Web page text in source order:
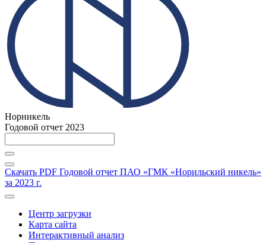
Норникель
Годовой отчет 2023
Скачать PDF Годовой отчет ПАО «ГМК «Норильский никель»
за 2023 г.
Центр загрузки
Карта сайта
Интерактивный анализ